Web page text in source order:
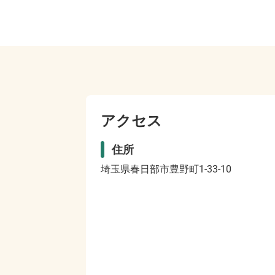
アクセス
住所
埼玉県春日部市豊野町1-33-10